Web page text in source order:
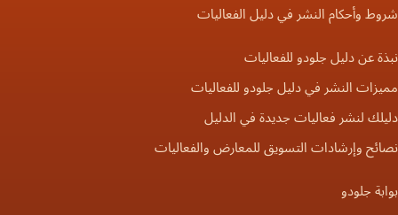
شروط وأحكام النشر في دليل الفعاليات
نبذة عن دليل جلودو للفعاليات
مميزات النشر في دليل جلودو للفعاليات
دليلك لنشر فعاليات جديدة في الدليل
نصائح وإرشادات التسويق للمعارض والفعاليات
بوابة جلودو